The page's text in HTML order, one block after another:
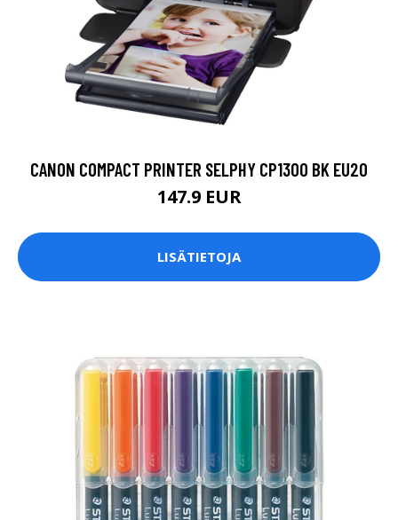
CANON COMPACT PRINTER SELPHY CP1300 BK EU20
147.9 EUR
LISÄTIETOJA